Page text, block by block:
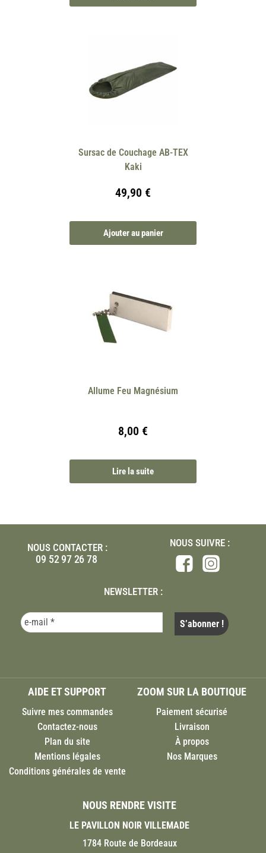
Sursac de Couchage AB-TEX
Kaki
49,90 €
Ajouter au panier
Allume Feu Magnésium
8,00 €
Lire la suite
NOUS CONTACTER :
09 52 97 26 78
NOUS SUIVRE :
NEWSLETTER :
AIDE ET SUPPORT
Suivre mes commandes
Contactez-nous
Plan du site
Mentions légales
Conditions générales de vente
ZOOM SUR LA BOUTIQUE
Paiement sécurisé
Livraison
À propos
Nos Marques
NOUS RENDRE VISITE
LE PAVILLON NOIR VILLEMADE
1784 Route de Bordeaux